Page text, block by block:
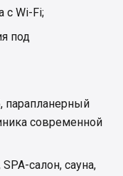
с Wi-Fi;
под
парапланерный
современной
салон, сауна,